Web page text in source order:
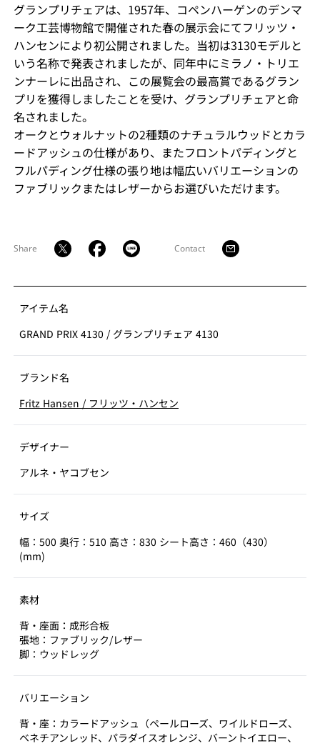
グランプリチェアは、1957年、コペンハーゲンのデンマ
ーク工芸博物館で開催された春の展示会にてフリッツ・
ハンセンにより初公開されました。当初は3130モデルと
いう名称で発表されましたが、同年中にミラノ・トリエ
ンナーレに出品され、この展覧会の最高賞であるグラン
プリを獲得しましたことを受け、グランプリチェアと命
名されました。
オークとウォルナットの2種類のナチュラルウッドとカラ
ードアッシュの仕様があり、またフロントパディングと
フルパディング仕様の張り地は幅広いバリエーションの
ファブリックまたはレザーからお選びいただけます。
Share Contact
アイテム名
GRAND PRIX 4130 / グランプリチェア 4130
ブランド名
Fritz Hansen / フリッツ・ハンセン
デザイナー
アルネ・ヤコブセン
サイズ
幅：500 奥行：510 高さ：830 シート高さ：460（430）
(mm)
素材
背・座面：成形合板
張地：ファブリック/レザー
脚：ウッドレッグ
バリエーション
背・座：カラードアッシュ（ペールローズ、ワイルドローズ、
ベネチアンレッド、パラダイスオレンジ、バーントイエロー、